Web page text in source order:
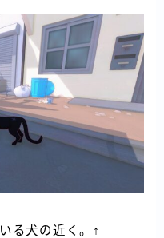
る犬の近く。↑